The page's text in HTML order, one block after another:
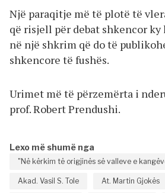
Një paraqitje më të plotë të
që risjell për debat shkencor ky
në një shkrim që do të
shkencore të fushës.
Urimet më të përzemërta i
prof. Robert Prendushi.
Lexo më shumë nga
"Në kërkim të origjinës së valleve e
Akad. Vasil S. Tole At. Martin Gjokës